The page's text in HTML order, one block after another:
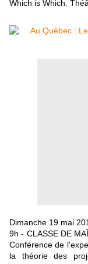
Which is Which.
Dimanche 19 mai
9h - CLASSE DE
Conférence de
la théorie des